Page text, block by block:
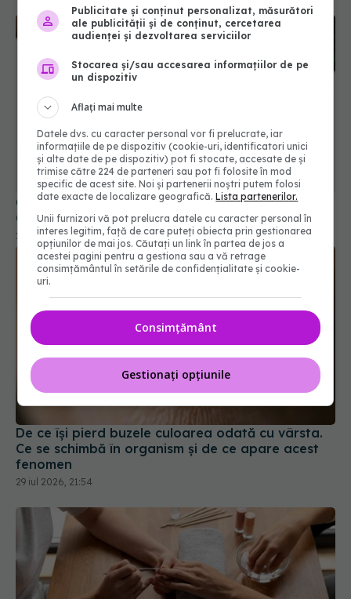
Cum funcționează, de fapt, spray-ul de bronzare.
Ce trebuie să știi înainte de a-l aplica
22 iun 2025, 22:16
De ce își pierd buzele culoarea odată cu vârsta.
Ce se schimbă în organism și de ce apare acest
fenomen
29 iul 2026, 21:54
Publicitate și conținut personalizat, măsurători
ale publicității și de conținut, cercetarea
audienței și dezvoltarea serviciilor
Stocarea și/sau accesarea informațiilor de pe
un dispozitiv
Aflați mai multe
Datele dvs. cu caracter personal vor fi prelucrate, iar
informațiile de pe dispozitiv (cookie-uri, identificatori unici
și alte date de pe dispozitiv) pot fi stocate, accesate de și
trimise către 224 de parteneri sau pot fi folosite în mod
specific de acest site. Noi și partenerii noștri putem folosi
date exacte de localizare geografică.Lista partenerilor.
Unii furnizori vă pot prelucra datele cu caracter personal în
interes legitim, față de care puteți obiecta prin gestionarea
opțiunilor de mai jos. Căutați un link în partea de jos a
acestei pagini pentru a gestiona sau a vă retrage
consimțământul în setările de confidențialitate și cookie-
uri.
Consimțământ
Gestionați opțiunile